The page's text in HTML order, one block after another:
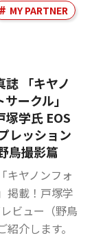
MY PARTNER
誌 「キヤノ
ークル」
塚学氏 EOS
レッション
鳥撮影篇
キヤノンフォ
掲載！戸塚学
ビュー（野鳥
介します。